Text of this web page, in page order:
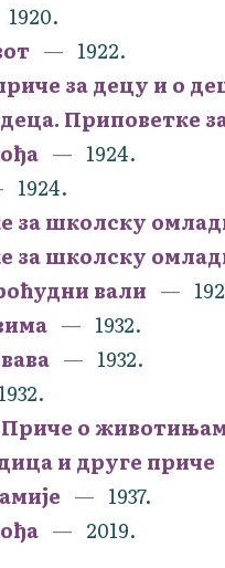
1920.
1922.
за децу и о
Приповетке
1924.
1924.
за школску
за школску
вали
1932.
1932.
1932.
о
и друге приче
1937.
2019.